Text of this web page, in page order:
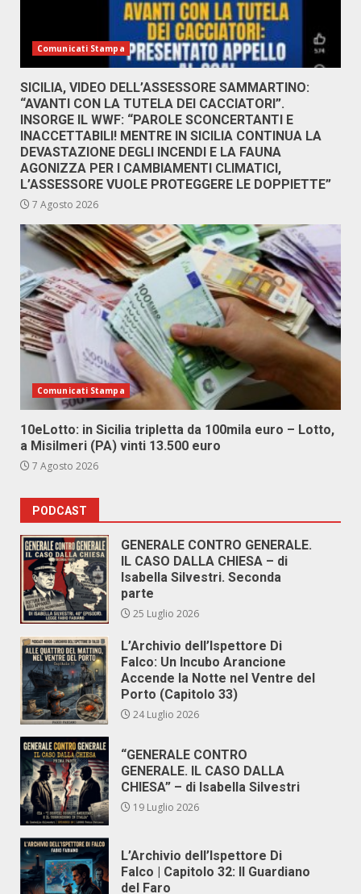
Comunicati Stampa
SICILIA, VIDEO DELL’ASSESSORE SAMMARTINO:
“AVANTI CON LA TUTELA DEI CACCIATORI”.
INSORGE IL WWF: “PAROLE SCONCERTANTI E
INACCETTABILI! MENTRE IN SICILIA CONTINUA LA
DEVASTAZIONE DEGLI INCENDI E LA FAUNA
AGONIZZA PER I CAMBIAMENTI CLIMATICI,
L’ASSESSORE VUOLE PROTEGGERE LE DOPPIETTE”
7 Agosto 2026
Comunicati Stampa
10eLotto: in Sicilia tripletta da 100mila euro – Lotto,
a Misilmeri (PA) vinti 13.500 euro
7 Agosto 2026
PODCAST
GENERALE CONTRO GENERALE.
IL CASO DALLA CHIESA – di
Isabella Silvestri. Seconda
parte
25 Luglio 2026
L’Archivio dell’Ispettore Di
Falco: Un Incubo Arancione
Accende la Notte nel Ventre del
Porto (Capitolo 33)
24 Luglio 2026
“GENERALE CONTRO
GENERALE. IL CASO DALLA
CHIESA” – di Isabella Silvestri
19 Luglio 2026
L’Archivio dell’Ispettore Di
Falco | Capitolo 32: Il Guardiano
del Faro